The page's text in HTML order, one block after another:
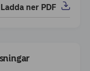
Ladda ner PDF